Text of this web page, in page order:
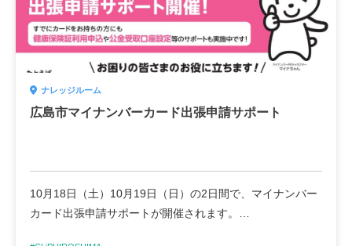
ナレッジルーム
広島市マイナンバーカード出張申請サポート
10月18日（土）10月19日（日）の2日間で、マイナンバー
カード出張申請サポートが開催されます。